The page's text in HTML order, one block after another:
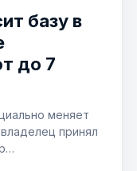
базу в
до 7
меняет
принял